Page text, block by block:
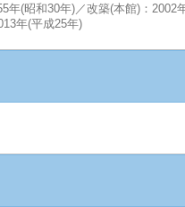
年(昭和30年)／改築(本館)：2002
年(平成25年)